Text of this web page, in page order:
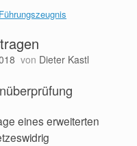
von Dieter Kastl
eines erweiterten